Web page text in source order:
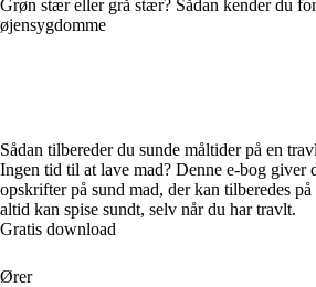
Grøn stær eller grå stær? Sådan kender du
øjensygdomme
Sådan tilbereder du sunde måltider på en
Ingen tid til at lave mad? Denne e-bog giver
opskrifter på sund mad, der kan tilberedes
altid kan spise sundt, selv når du har travlt.
Gratis download
Ører